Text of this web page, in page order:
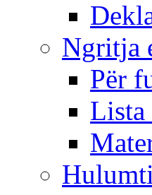
Ngritja
Për
Lista